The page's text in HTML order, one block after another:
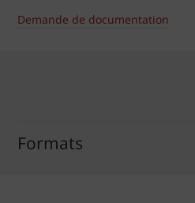
Demande de documentation
Formats